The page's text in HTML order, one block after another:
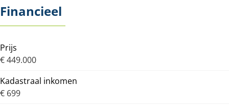
Financieel
Prijs
€ 449.000
Kadastraal inkomen
€ 699